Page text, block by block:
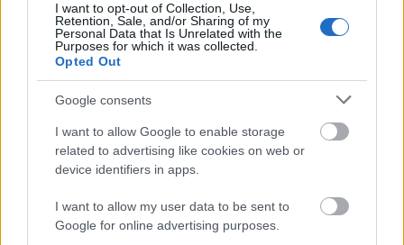
I want to opt-out of Collection, Use,
Retention, Sale, and/or Sharing of my
Personal Data that Is Unrelated with the
Purposes for which it was collected.
Opted Out
Google consents
I want to allow Google to enable storage
related to advertising like cookies on web or
device identifiers in apps.
I want to allow my user data to be sent to
Google for online advertising purposes.
gyerekkoromban odavoltam az ókori Rómáért, de
csak idén szeptemberben jutottam el annak
központjába, egy rég lecsapolt, egykor lápos
völgybe, melyet a helyiek egyszerűen csak Fórumnak
vagy Nagy Fórumnak neveztek. A…